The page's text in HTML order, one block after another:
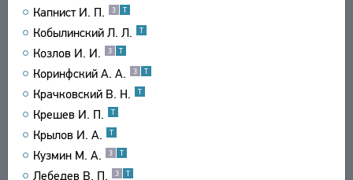
Капнист И. П. 3 Т
Кобылинский Л. Л. Т
Козлов И. И. 3 Т
Коринфский А. А. 3 Т
Крачковский В. Н. Т
Крешев И. П. Т
Крылов И. А. Т
Кузмин М. А. 3 Т
Лебедев В. П. 3 Т